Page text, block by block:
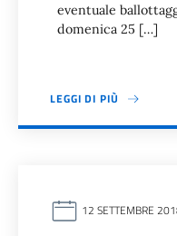
eventuale
domenica 25 […]
LEGGI DI PIÙ
12 SETTEMBRE